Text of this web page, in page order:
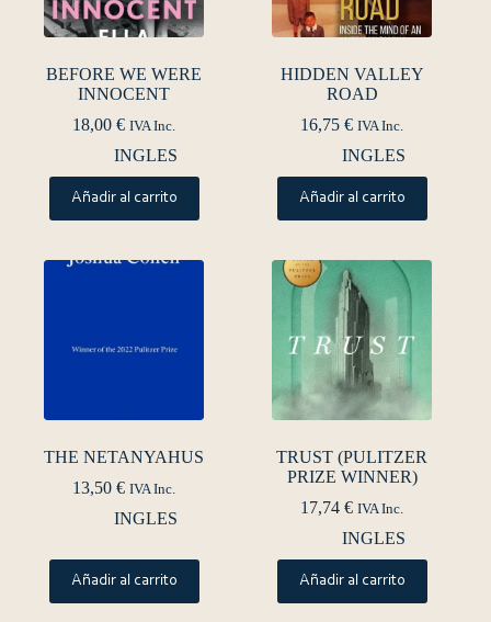
BEFORE WE WERE
INNOCENT
18,00€ IVA Inc.
INGLES
Añadir al carrito
HIDDEN VALLEY
ROAD
16,75€ IVA Inc.
INGLES
Añadir al carrito
THE NETANYAHUS
13,50€ IVA Inc.
INGLES
Añadir al carrito
TRUST (PULITZER
PRIZE WINNER)
17,74€ IVA Inc.
INGLES
Añadir al carrito